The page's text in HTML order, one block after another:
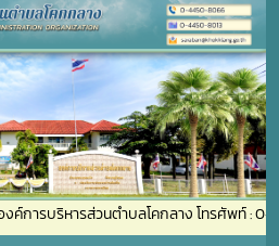
ค์การบริหารส่วนตำบลโคกลาง โทรศัพท์ :